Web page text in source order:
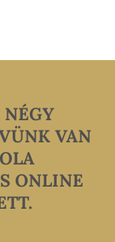
VAN
ONLINE